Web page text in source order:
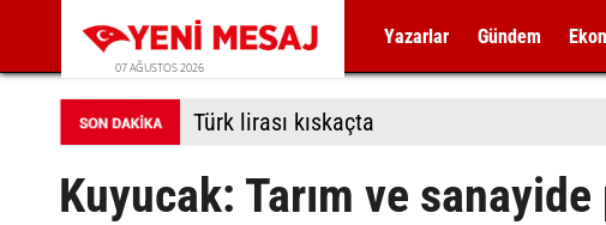
07 AĞUSTOS 2026
Yazarlar Gündem
Türk lirası kıskaçta
Kuyucak: Tarım ve